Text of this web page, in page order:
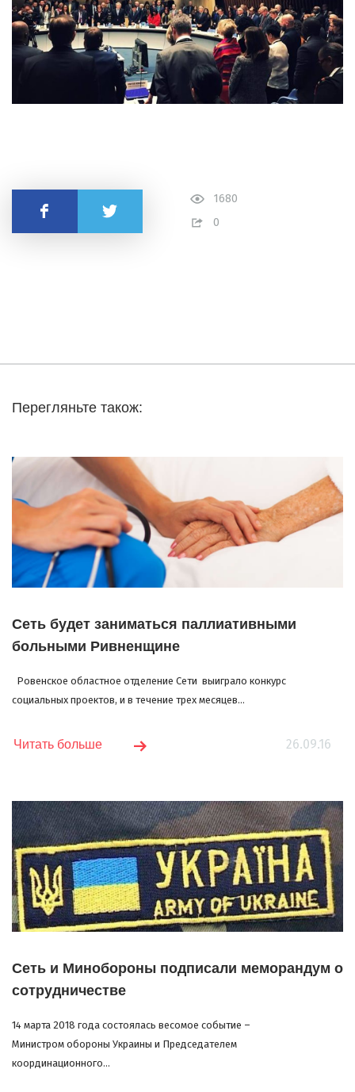
1680
0
Поделиться
Перегляньте також:
Сеть будет заниматься паллиативными
больными Ривненщине
Ровенское областное отделение Сети выиграло конкурс
социальных проектов, и в течение трех месяцев...
26.09.16
Читать больше
Сеть и Минобороны подписали меморандум о
сотрудничестве
14 марта 2018 года состоялась весомое событие –
Министром обороны Украины и Председателем
координационного...